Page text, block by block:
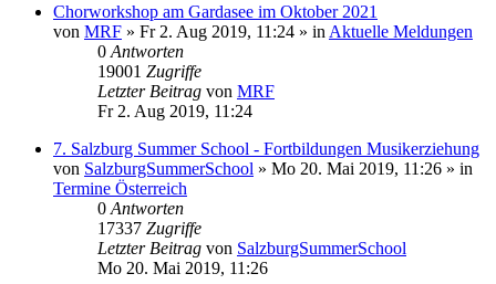
Chorworkshop am Gardasee im Oktober 2021
von MRF » Fr 2. Aug 2019, 11:24 » in Aktuelle Meldungen
0 Antworten
19001 Zugriffe
Letzter Beitrag von MRF
Fr 2. Aug 2019, 11:24
7. Salzburg Summer School - Fortbildungen Musikerziehung
von SalzburgSummerSchool » Mo 20. Mai 2019, 11:26 » in
Termine Österreich
0 Antworten
17337 Zugriffe
Letzter Beitrag von SalzburgSummerSchool
Mo 20. Mai 2019, 11:26